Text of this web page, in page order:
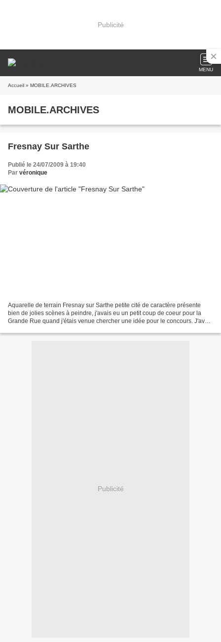
Publicité
MENU
Accueil » MOBILE.ARCHIVES
MOBILE.ARCHIVES
Fresnay Sur Sarthe
Publié le 24/07/2009 à 19:40
Par véronique
Aquarelle de terrain Fresnay sur Sarthe petite cité de caractère présente
bien de jolies scènes à peindre, j'avais eu un petit coup de coeur pour la
Grande Rue quand j'étais venue chercher une idée pour le concours. J'avais
Publicité